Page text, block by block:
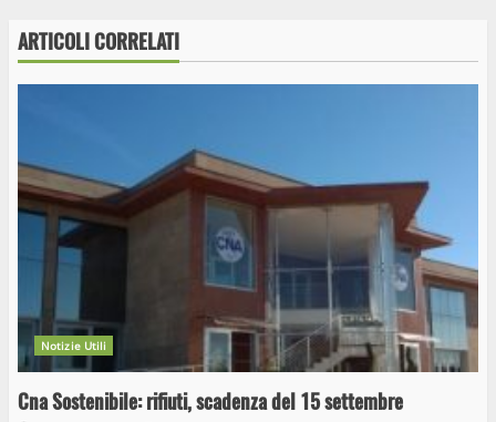
ARTICOLI CORRELATI
Notizie Utili
Cna Sostenibile: rifiuti, scadenza del 15 settembre